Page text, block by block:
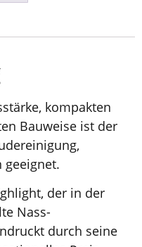
kompakten
Bauweise ist der
geeignet.
der in der
Nass-
durch seine